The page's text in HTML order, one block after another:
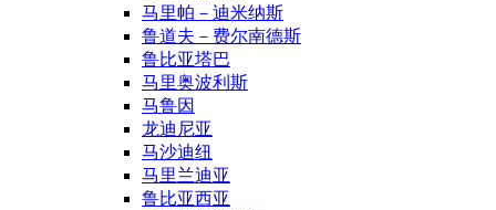
马里帕－迪米纳斯
鲁道夫－费尔南德斯
鲁比亚塔巴
马里奥波利斯
马鲁因
龙迪尼亚
马沙迪纽
马里兰迪亚
鲁比亚西亚